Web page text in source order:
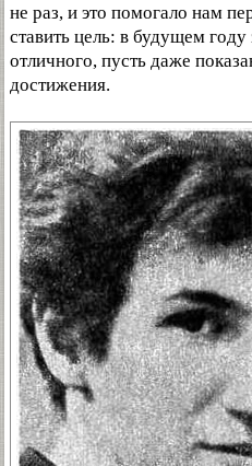
не раз, и это помогало нам
ставить цель: в будущем году
отличного, пусть даже
достижения.